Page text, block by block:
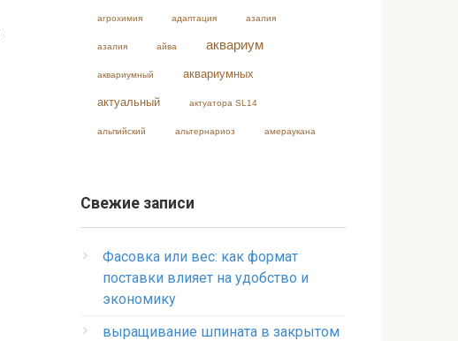
агрохимия адаптация азалия
азалия айва аквариум
аквариумный аквариумных
актуальный актуатора SL14
альпийский альтернариоз амераукана
Свежие записи
Фасовка или вес: как формат
поставки влияет на удобство и
экономику
выращивание шпината в закрытом